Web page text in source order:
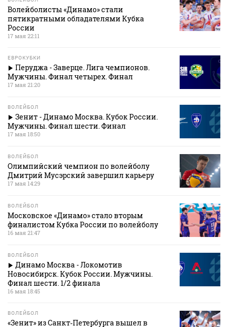
Волейболисты «Динамо» стали
пятикратными обладателями Кубка
России
17 мая 22:11
ЕВРОКУБКИ
Перуджа - Заверце. Лига чемпионов.
Мужчины. Финал четырех. Финал
17 мая 21:20
ВОЛЕЙБОЛ
Зенит - Динамо Москва. Кубок России.
Мужчины. Финал шести. Финал
17 мая 18:50
ВОЛЕЙБОЛ
Олимпийский чемпион по волейболу
Дмитрий Мусэрский завершил карьеру
17 мая 14:29
ВОЛЕЙБОЛ
Московское «Динамо» стало вторым
финалистом Кубка России по волейболу
16 мая 21:47
ВОЛЕЙБОЛ
Динамо Москва - Локомотив
Новосибирск. Кубок России. Мужчины.
Финал шести. 1/2 финала
16 мая 18:45
ВОЛЕЙБОЛ
«Зенит» из Санкт‑Петербурга вышел в